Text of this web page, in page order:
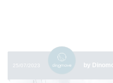
25/07/2023 by